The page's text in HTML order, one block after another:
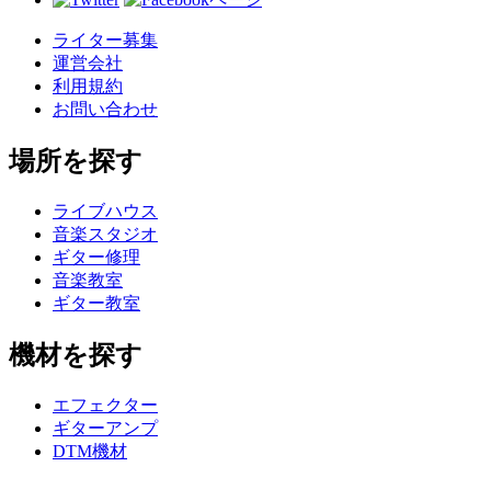
ライター募集
運営会社
利用規約
お問い合わせ
場所を探す
ライブハウス
音楽スタジオ
ギター修理
音楽教室
ギター教室
機材を探す
エフェクター
ギターアンプ
DTM機材